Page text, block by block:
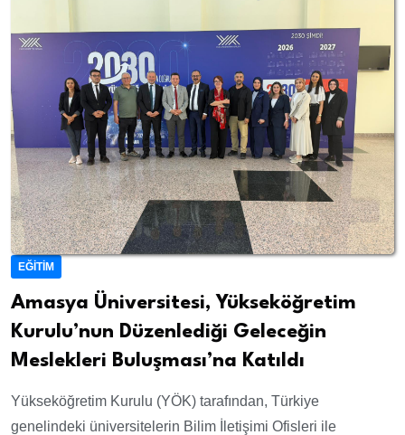
EĞITIM
Amasya Üniversitesi, Yükseköğretim
Kurulu’nun Düzenlediği Geleceğin
Meslekleri Buluşması’na Katıldı
Yükseköğretim Kurulu (YÖK) tarafından, Türkiye
genelindeki üniversitelerin Bilim İletişimi Ofisleri ile